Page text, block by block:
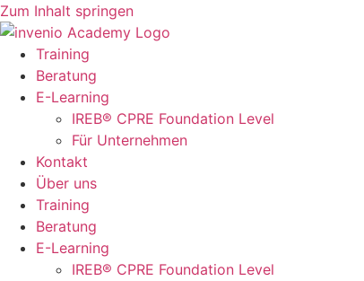
Zum Inhalt springen
Training
Beratung
E-Learning
IREB® CPRE Foundation Level
Für Unternehmen
Kontakt
Über uns
Training
Beratung
E-Learning
IREB® CPRE Foundation Level